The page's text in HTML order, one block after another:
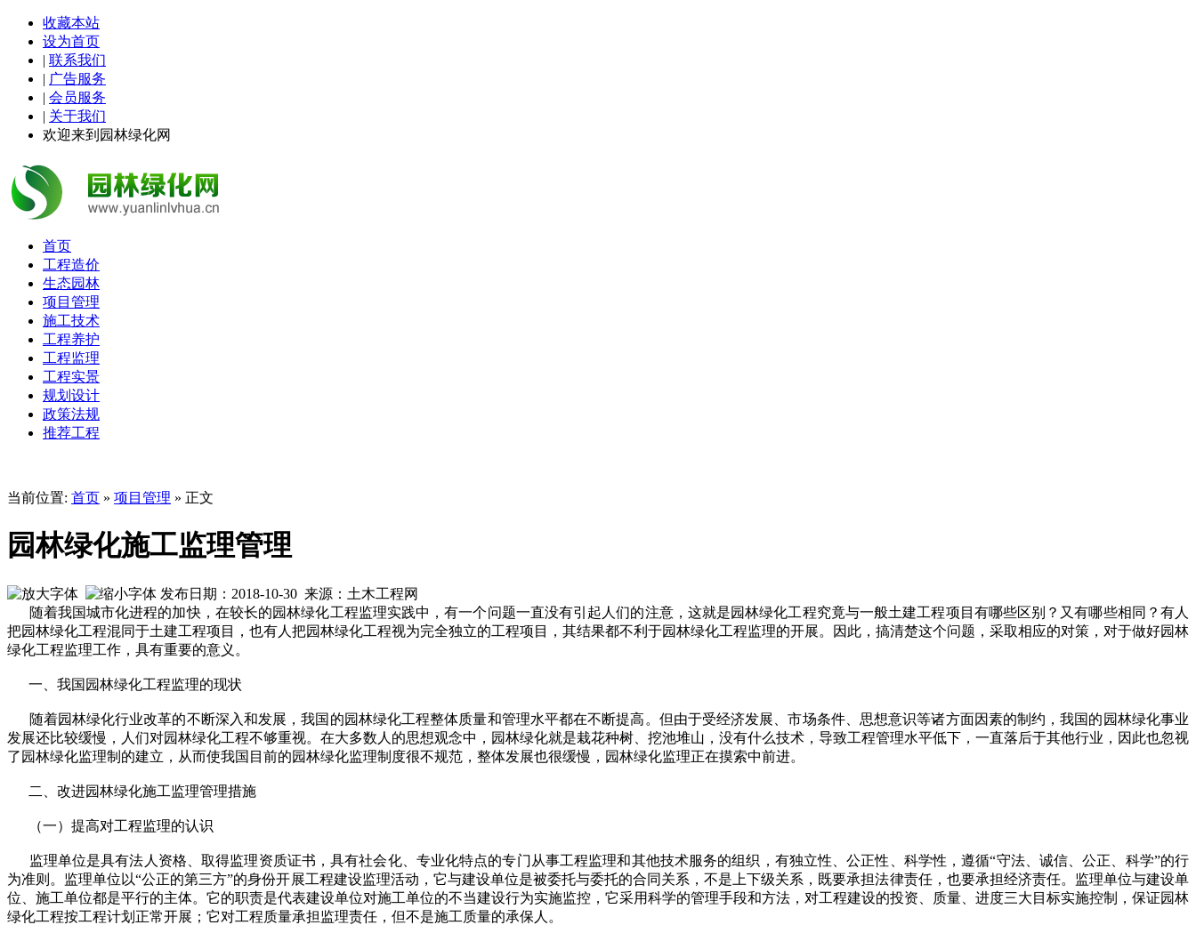
收藏本站
设为首页
| 联系我们
| 广告服务
| 会员服务
| 关于我们
欢迎来到园林绿化网
首页
工程造价
生态园林
项目管理
施工技术
工程养护
工程监理
工程实景
规划设计
政策法规
推荐工程
当前位置: 首页 » 项目管理 » 正文
园林绿化施工监理管理
发布日期：2018-10-30 来源：土木工程网
随着我国城市化进程的加快，在较长的园林绿化工程监理实践中，有一个问题一直没有引起人们的注意，这就是园林绿化工程究竟与一般土建工程项目有哪些区别？又有哪些相同？有人
把园林绿化工程混同于土建工程项目，也有人把园林绿化工程视为完全独立的工程项目，其结果都不利于园林绿化工程监理的开展。因此，搞清楚这个问题，采取相应的对策，对于做好园林
绿化工程监理工作，具有重要的意义。
一、我国园林绿化工程监理的现状
随着园林绿化行业改革的不断深入和发展，我国的园林绿化工程整体质量和管理水平都在不断提高。但由于受经济发展、市场条件、思想意识等诸方面因素的制约，我国的园林绿化事业
发展还比较缓慢，人们对园林绿化工程不够重视。在大多数人的思想观念中，园林绿化就是栽花种树、挖池堆山，没有什么技术，导致工程管理水平低下，一直落后于其他行业，因此也忽视
了园林绿化监理制的建立，从而使我国目前的园林绿化监理制度很不规范，整体发展也很缓慢，园林绿化监理正在摸索中前进。
二、改进园林绿化施工监理管理措施
（一）提高对工程监理的认识
监理单位是具有法人资格、取得监理资质证书，具有社会化、专业化特点的专门从事工程监理和其他技术服务的组织，有独立性、公正性、科学性，遵循“守法、诚信、公正、科学”的行
为准则。监理单位以“公正的第三方”的身份开展工程建设监理活动，它与建设单位是被委托与委托的合同关系，不是上下级关系，既要承担法律责任，也要承担经济责任。监理单位与建设单
位、施工单位都是平行的主体。它的职责是代表建设单位对施工单位的不当建设行为实施监控，它采用科学的管理手段和方法，对工程建设的投资、质量、进度三大目标实施控制，保证园林
绿化工程按工程计划正常开展；它对工程质量承担监理责任，但不是施工质量的承保人。